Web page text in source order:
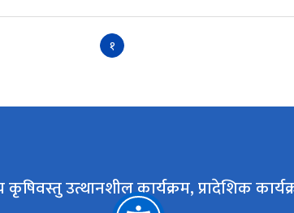
१
उत्थानशील कार्यक्रम, प्रादेशिक